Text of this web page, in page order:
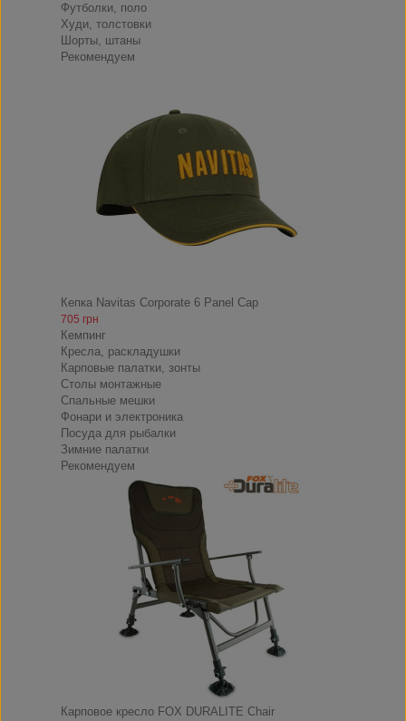
Футболки, поло
Худи, толстовки
Шорты, штаны
Рекомендуем
Кепка Navitas Corporate 6 Panel Cap
705 грн
Кемпинг
Кресла, раскладушки
Карповые палатки, зонты
Столы монтажные
Спальные мешки
Фонари и электроника
Посуда для рыбалки
Зимние палатки
Рекомендуем
Карповое кресло FOX DURALITE Chair